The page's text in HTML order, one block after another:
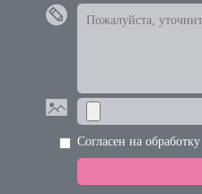
Согласен на обработку